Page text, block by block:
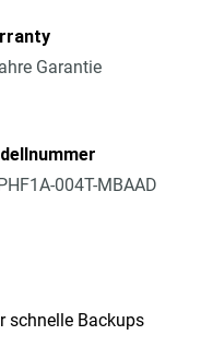
Garantie
004T-MBAAD
schnelle Backups